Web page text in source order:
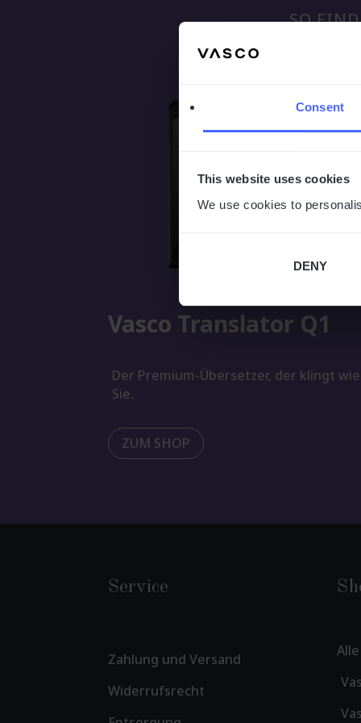
Consent
This website uses cookies
We use cookies to
DENY
SO
Vasco Translator Q1
Der Premium-Übersetzer, der klingt wie
Sie.
ZUM SHOP
Service
Zahlung und Versand
Widerrufsrecht